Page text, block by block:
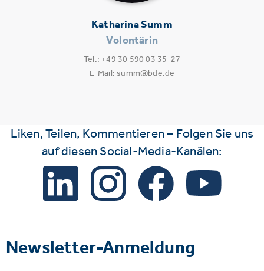
Katharina Summ
Volontärin
Tel.: +49 30 590 03 35-27
E-Mail: summ@bde.de
Liken, Teilen, Kommentieren – Folgen Sie uns
auf diesen Social-Media-Kanälen:
Newsletter-Anmeldung